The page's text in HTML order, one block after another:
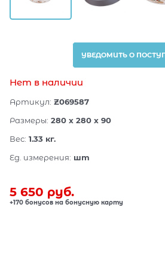
УВЕДОМИТЬ О
Нет в наличии
Артикул: Z069587
Размеры: 280 x 280 x 90
Вес: 1.33 кг.
Ед. измерения: шт
5 650 руб.
+170 бонусов на бонусную карту